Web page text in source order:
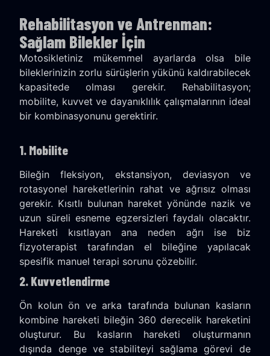
Rehabilitasyon ve Antrenman:
Sağlam Bilekler İçin
Motosikletiniz mükemmel ayarlarda olsa bile
bileklerinizin zorlu sürüşlerin yükünü kaldırabilecek
kapasitede olması gerekir. Rehabilitasyon;
mobilite, kuvvet ve dayanıklılık çalışmalarının ideal
bir kombinasyonunu gerektirir.
1. Mobilite
Bileğin fleksiyon, ekstansiyon, deviasyon ve
rotasyonel hareketlerinin rahat ve ağrısız olması
gerekir. Kısıtlı bulunan hareket yönünde nazik ve
uzun süreli esneme egzersizleri faydalı olacaktır.
Hareketi kısıtlayan ana neden ağrı ise biz
fizyoterapist tarafından el bileğine yapılacak
spesifik manuel terapi sorunu çözebilir.
2. Kuvvetlendirme
Ön kolun ön ve arka tarafında bulunan kasların
kombine hareketi bileğin 360 derecelik hareketini
oluşturur. Bu kasların hareketi oluşturmanın
dışında denge ve stabiliteyi sağlama görevi de